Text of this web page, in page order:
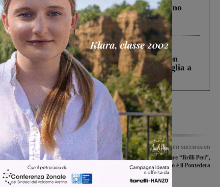
Un anno fa la strage in A1 in cui morirono
Gianni, Giulia e Franco. Lo schianto, il
processo, lo stop ai sorpassi fra tir....
Cronaca 3 Agosto 2026
Scomparso da una struttura di Castiglion
Fiorentino l’uomo che aveva ucciso la figlia a
Levane nel 2020
Articolo precedente
Carabinieri, controlli sul territorio.
Due denunce per guida sotto l’effetto
di alcol; interventi anche per evitare
due risse
Articolo successivo
L’Aquila torna a giocare “Brilli Peri”,
l’avversario è il Pontedera